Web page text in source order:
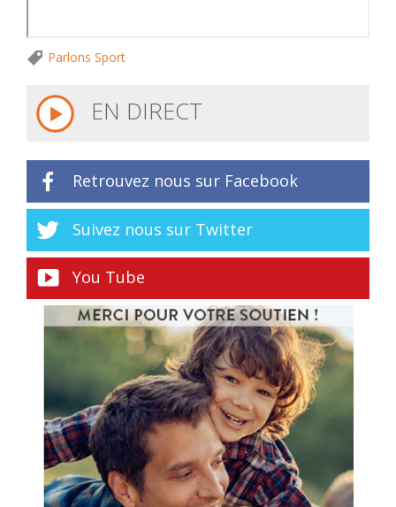
Parlons Sport
EN DIRECT
Retrouvez nous sur Facebook
Suivez nous sur Twitter
You Tube